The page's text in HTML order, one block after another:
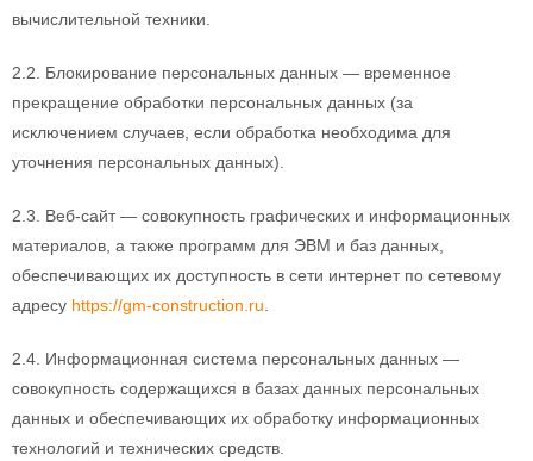
вычислительной техники.
2.2. Блокирование персональных данных — временное
прекращение обработки персональных данных (за
исключением случаев, если обработка необходима для
уточнения персональных данных).
2.3. Веб-сайт — совокупность графических и информационных
материалов, а также программ для ЭВМ и баз данных,
обеспечивающих их доступность в сети интернет по сетевому
адресу https://gm-construction.ru
2.4. Информационная система персональных данных —
совокупность содержащихся в базах данных персональных
данных и обеспечивающих их обработку информационных
технологий и технических средств.